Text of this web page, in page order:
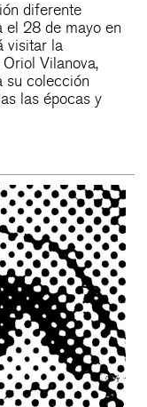
diferente
el 28 de mayo en
visitar la
Vilanova,
su colección
las épocas y